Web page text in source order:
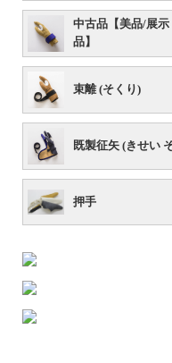
中古品【美品/展示
品】
束離 (そくり)
既製征矢 (きせい
押手